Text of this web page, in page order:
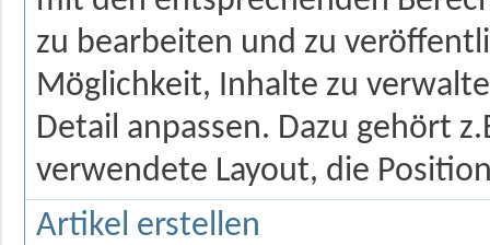
zu bearbeiten und zu
Möglichkeit, Inhalte zu
Detail anpassen. Dazu gehört
verwendete Layout, die
Artikel erstellen